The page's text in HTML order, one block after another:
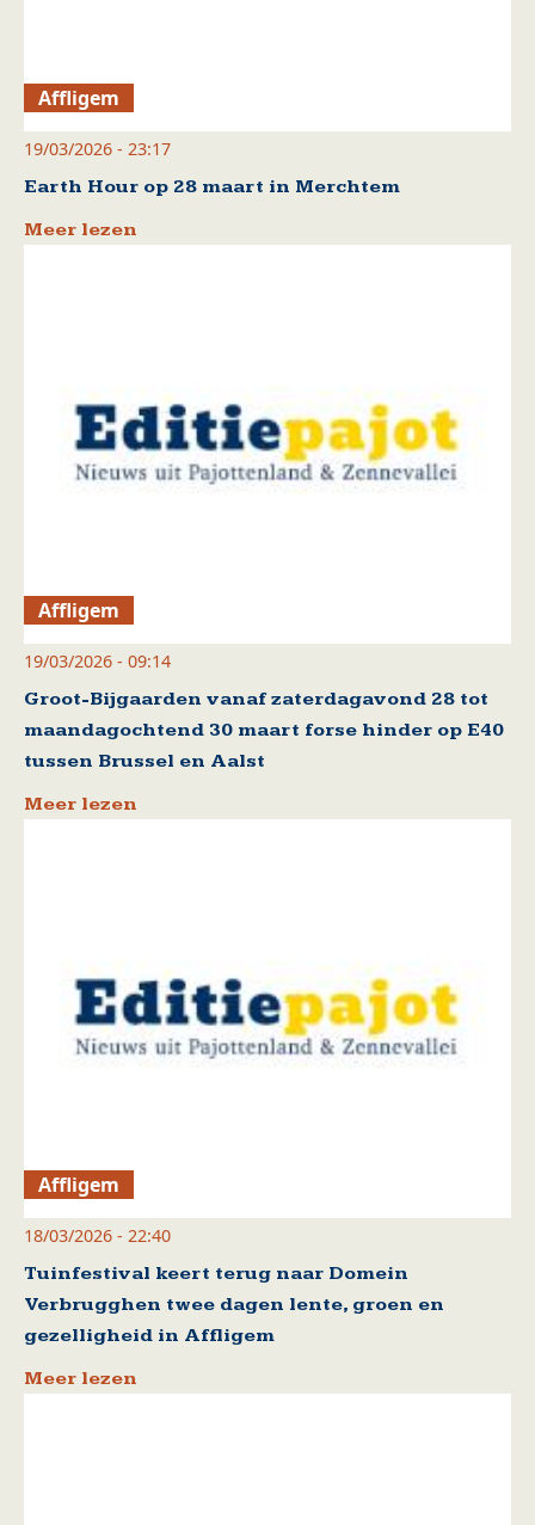
Affligem
19/03/2026 - 23:17
Earth Hour op 28 maart in Merchtem
Meer lezen
Affligem
19/03/2026 - 09:14
Groot-Bijgaarden vanaf zaterdagavond 28 tot
maandagochtend 30 maart forse hinder op E40
tussen Brussel en Aalst
Meer lezen
Affligem
18/03/2026 - 22:40
Tuinfestival keert terug naar Domein
Verbrugghen twee dagen lente, groen en
gezelligheid in Affligem
Meer lezen